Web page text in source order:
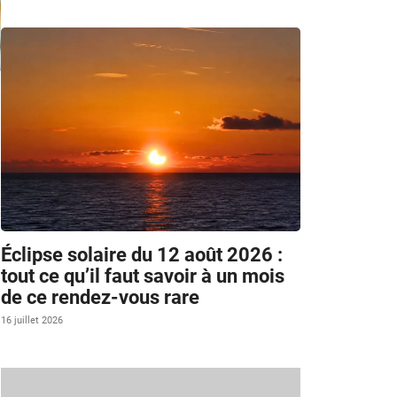
Éclipse solaire du 12 août 2026 :
tout ce qu’il faut savoir à un mois
de ce rendez-vous rare
16 juillet 2026